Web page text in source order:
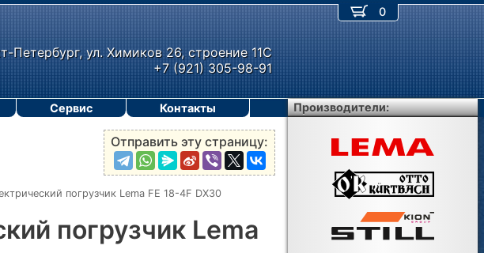
Петербург, ул. Химиков 26, строение 11С
+7 (921) 305-98-91
Отправить эту страницу:
погрузчик Lema FE 18-4F DX30
погрузчик Lema
0
Сервис Контакты Производители: